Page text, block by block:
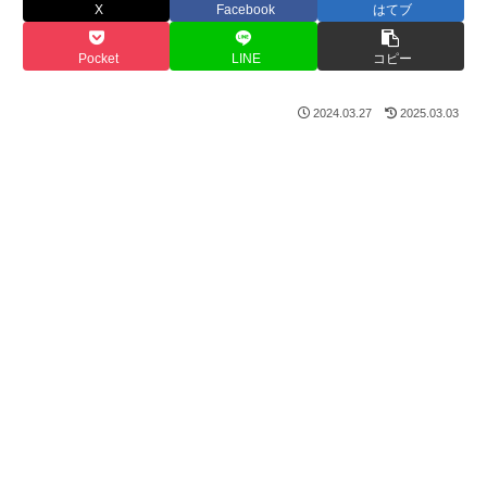
X Facebook はてブ
Pocket LINE コピー
2024.03.27 2025.03.03